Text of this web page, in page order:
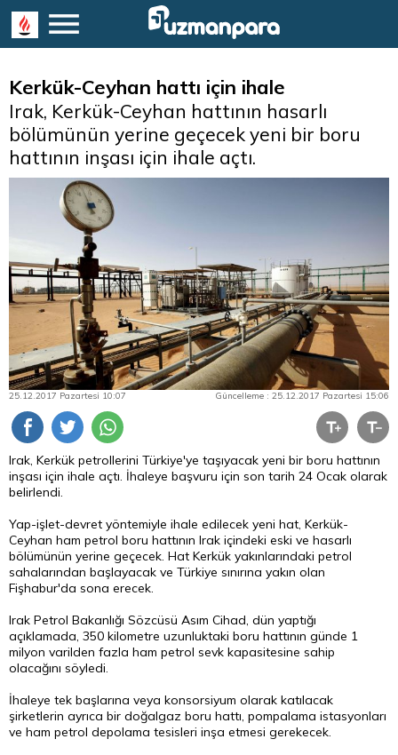
Kerkük-Ceyhan hattı için ihale
Irak, Kerkük-Ceyhan hattının hasarlı
bölümünün yerine geçecek yeni bir boru
hattının inşası için ihale açtı.
25.12.2017 Pazartesi 10:07 Güncelleme : 25.12.2017 Pazartesi 15:06
Irak, Kerkük petrollerini Türkiye'ye taşıyacak yeni bir boru hattının
inşası için ihale açtı. İhaleye başvuru için son tarih 24 Ocak olarak
belirlendi.
Yap-işlet-devret yöntemiyle ihale edilecek yeni hat, Kerkük-
Ceyhan ham petrol boru hattının Irak içindeki eski ve hasarlı
bölümünün yerine geçecek. Hat Kerkük yakınlarındaki petrol
sahalarından başlayacak ve Türkiye sınırına yakın olan
Fişhabur'da sona erecek.
Irak Petrol Bakanlığı Sözcüsü Asım Cihad, dün yaptığı
açıklamada, 350 kilometre uzunluktaki boru hattının günde 1
milyon varilden fazla ham petrol sevk kapasitesine sahip
olacağını söyledi.
İhaleye tek başlarına veya konsorsiyum olarak katılacak
şirketlerin ayrıca bir doğalgaz boru hattı, pompalama istasyonları
ve ham petrol depolama tesisleri inşa etmesi gerekecek.